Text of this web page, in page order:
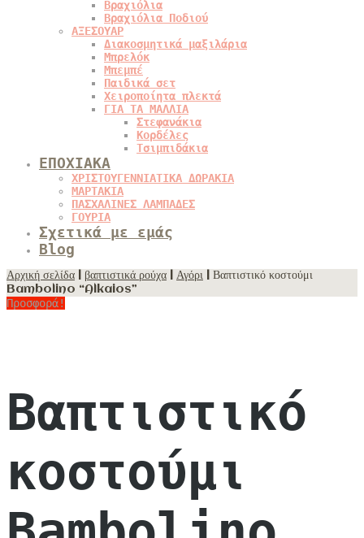
Βραχιόλια
Βραχιόλια Ποδιού
ΑΞΕΣΟΥΑΡ
Διακοσμητικά μαξιλάρια
Μπρελόκ
Μπεμπέ
Παιδικά σετ
Χειροποίητα πλεκτά
ΓΙΑ ΤΑ ΜΑΛΛΙΑ
Στεφανάκια
Κορδέλες
Τσιμπιδάκια
ΕΠΟΧΙΑΚΑ
ΧΡΙΣΤΟΥΓΕΝΝΙΑΤΙΚΑ ΔΩΡΑΚΙΑ
ΜΑΡΤΑΚΙΑ
ΠΑΣΧΑΛΙΝΕΣ ΛΑΜΠΑΔΕΣ
ΓΟΥΡΙΑ
Σχετικά με εμάς
Blog
Αρχική σελίδα βαπτιστικά ρούχα Αγόρι | Βαπτιστικό κοστούμι
Bambolino “Alkaios”
Προσφορά!
Βαπτιστικό
κοστούμι